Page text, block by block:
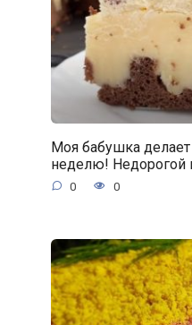
Моя бабушка делает
неделю! Недорогой
0 0